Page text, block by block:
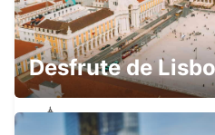
ESSEN FRILLENDORF
ESSEN - GERMANY
Desfrute de